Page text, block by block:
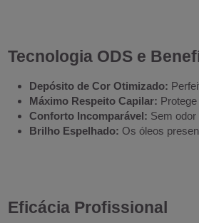
Tecnologia ODS e
Depósito de Cor Otimizado:
Máximo Respeito Capilar:
Conforto Incomparável: Sem
Brilho Espelhado: Os óleos
Eficácia Profissional